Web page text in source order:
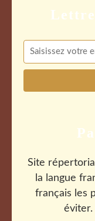
Site
la langue
français les
éviter.